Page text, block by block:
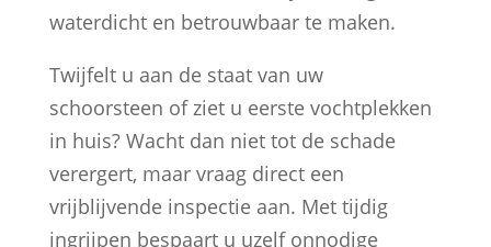
waterdicht en betrouwbaar te maken.
Twijfelt u aan de staat van uw
schoorsteen of ziet u eerste vochtplekken
in huis? Wacht dan niet tot de schade
verergert, maar vraag direct een
vrijblijvende inspectie aan. Met tijdig
ingrijpen bespaart u uzelf onnodige